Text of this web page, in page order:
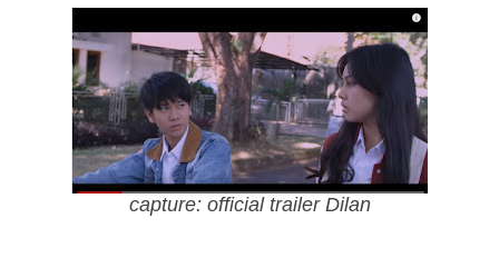
capture: official trailer Dilan